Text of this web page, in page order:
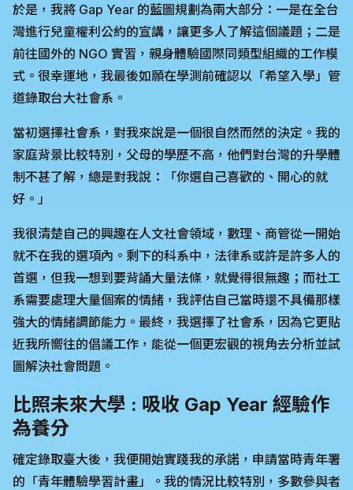
於是，我將 Gap Year 的藍圖規劃為兩大部分：一是在全台
灣進行兒童權利公約的宣講，讓更多人了解這個議題；二是
前往國外的 NGO 實習，親身體驗國際同類型組織的工作模
式。很幸運地，我最後如願在學測前確認以「希望入學」管
道錄取台大社會系。
當初選擇社會系，對我來說是一個很自然而然的決定。我的
家庭背景比較特別，父母的學歷不高，他們對台灣的升學體
制不甚了解，總是對我說：「你選自己喜歡的、開心的就
好。」
我很清楚自己的興趣在人文社會領域，數理、商管從一開始
就不在我的選項內。剩下的科系中，法律系或許是許多人的
首選，但我一想到要背誦大量法條，就覺得很無趣；而社工
系需要處理大量個案的情緒，我評估自己當時還不具備那樣
強大的情緒調節能力。最終，我選擇了社會系，因為它更貼
近我所嚮往的倡議工作，能從一個更宏觀的視角去分析並試
圖解決社會問題。
比照未來大學 : 吸收 Gap Year 經驗作
為養分
確定錄取臺大後，我便開始實踐我的承諾，申請當時青年署
的「青年體驗學習計畫」。我的情況比較特別，多數參與者